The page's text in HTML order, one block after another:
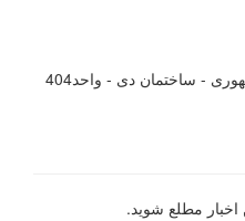
- ساختمان دی - واحد404
اخبار مطلع شوید.